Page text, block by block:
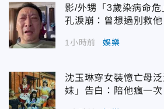
影/外甥「3歲染病命
孔淚崩：曾想過別救他
1小時前 娛樂
沈玉琳穿女裝憶亡母
妹」告白：陪他瘋一次